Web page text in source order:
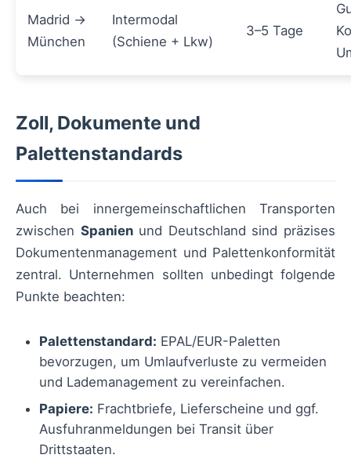
Madrid →
München
Intermodal
(Schiene + Lkw)
3–5 Tage
Zoll, Dokumente und
Palettenstandards
Auch bei innergemeinschaftlichen Transporten
zwischen Spanienund Deutschland sind präzises
Dokumentenmanagement und Palettenkonformität
zentral. Unternehmen sollten unbedingt folgende
Punkte beachten:
Palettenstandard: EPAL/EUR-Paletten
bevorzugen, um Umlaufverluste zu vermeiden
und Lademanagement zu vereinfachen.
Papiere: Frachtbriefe, Lieferscheine und ggf.
Ausfuhranmeldungen bei Transit über
Drittstaaten.